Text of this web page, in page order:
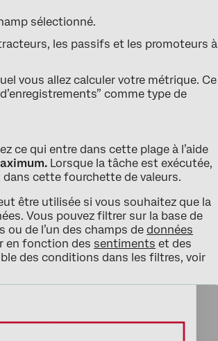
×
sélectionné.
les passifs et les promoteurs à
vous allez calculer votre métrique. Ce
comme type de
ce qui entre dans cette plage à l’aide
Lorsque la tâche est exécutée,
cette fourchette de valeurs.
être utilisée si vous souhaitez que la
Vous pouvez filtrer sur la base de
ou de l’un des champs dedonnées
en fonction des sentiments et des
des conditions dans les filtres, voir